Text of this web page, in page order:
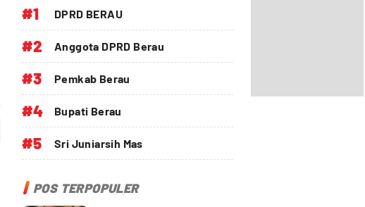
#1 DPRD BERAU
#2 Anggota DPRD Berau
#3 Pemkab Berau
#4 Bupati Berau
#5 Sri Juniarsih Mas
POS TERPOPULER